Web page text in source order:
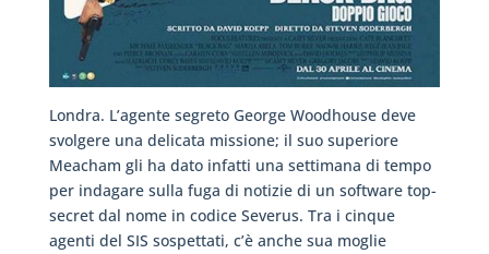
Londra. L’agente segreto George Woodhouse deve
svolgere una delicata missione; il suo superiore
Meacham gli ha dato infatti una settimana di tempo
per indagare sulla fuga di notizie di un software top-
secret dal nome in codice Severus. Tra i cinque
agenti del SIS sospettati, c’è anche sua moglie